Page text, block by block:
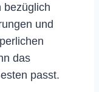
bezüglich
und
das
passt.